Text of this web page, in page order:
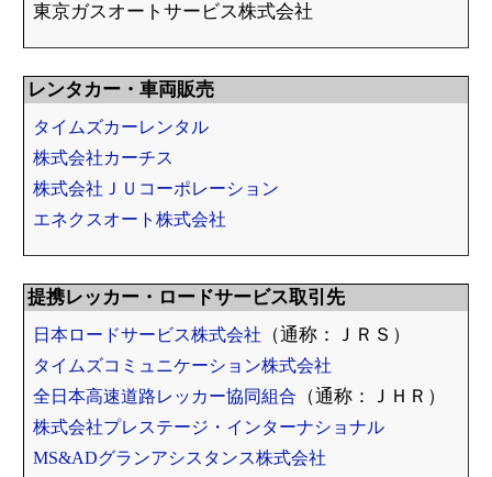
東京ガスオートサービス株式会社
レンタカー・車両販売
タイムズカーレンタル
株式会社カーチス
株式会社ＪＵコーポレーション
エネクスオート株式会社
提携レッカー・ロードサービス取引先
日本ロードサービス株式会社 （通称：ＪＲＳ）
タイムズコミュニケーション株式会社
全日本高速道路レッカー協同組合 （通称：ＪＨＲ）
株式会社プレステージ・インターナショナル
MS&ADグランアシスタンス株式会社